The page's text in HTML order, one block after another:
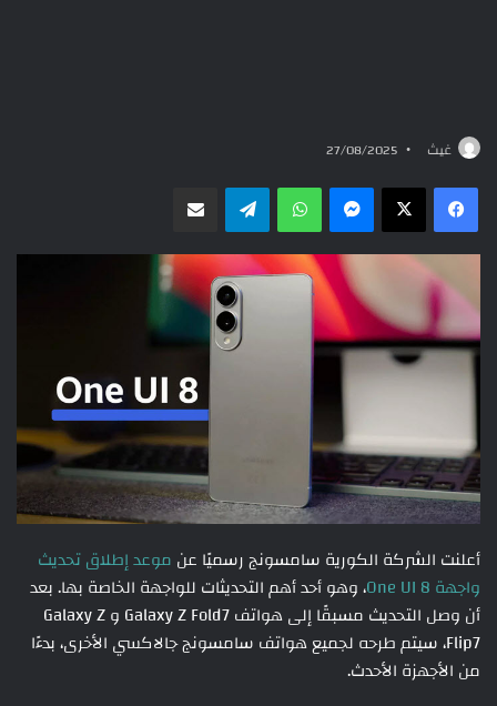
غيث 27/08/2025
ماسنجر واتسابتيلقرام
أعلنت الشركة الكورية سامسونج رسميًا عن موعد إطلاق تحديث
واجهة One UI 8
، وهو أحد أهم التحديثات للواجهة الخاصة بها. بعد
أن وصل التحديث مسبقًا إلى هواتف Galaxy Z Fold7 و Galaxy Z
Flip7، سيتم طرحه لجميع هواتف سامسونج جالاكسي الأخرى، بدءًا
من الأجهزة الأحدث.